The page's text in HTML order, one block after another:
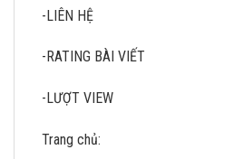
-LIÊN HỆ
-RATING BÀI VIẾT
-LƯỢT VIEW
Trang chủ: